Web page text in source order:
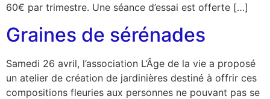
60€ par trimestre. Une séance d’essai est offerte […]
Graines de sérénades
Samedi 26 avril, l’association L’Âge de la vie a proposé
un atelier de création de jardinières destiné à offrir ces
compositions fleuries aux personnes ne pouvant pas se